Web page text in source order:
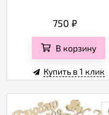
750₽
В корзину
Купить в 1 клик